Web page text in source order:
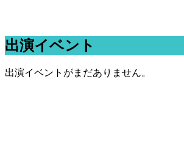
出演イベント
出演イベントがまだありません。